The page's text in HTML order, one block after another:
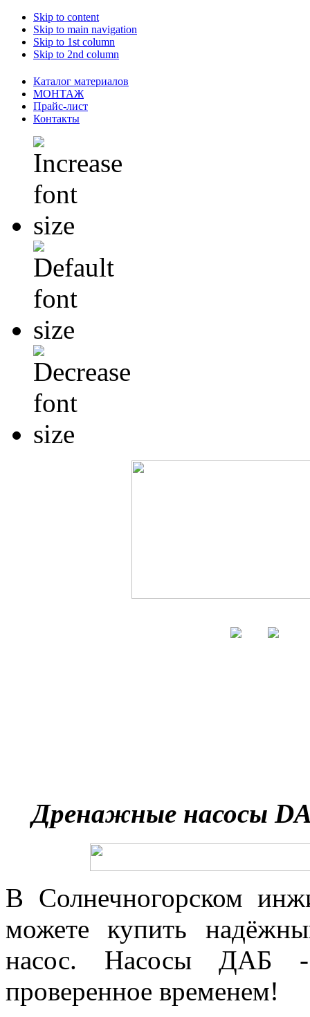
Skip to content
Skip to main navigation
Skip to 1st column
Skip to 2nd column
Каталог материалов
МОНТАЖ
Прайс-лист
Контакты
Дренажные насосы
В Солнечногорском
можете купить
насос. Насосы ДАБ -
проверенное временем!